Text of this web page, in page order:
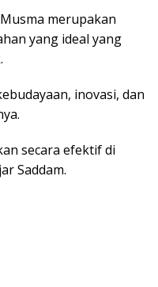
merupakan
yang ideal yang
inovasi, dan
secara efektif di
Saddam.